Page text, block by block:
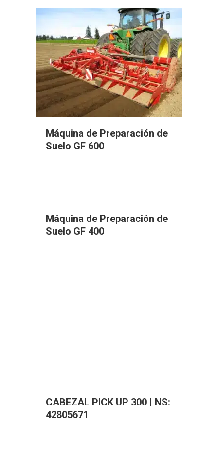
Máquina de Preparación de
Suelo GF 600
Máquina de Preparación de
Suelo GF 400
CABEZAL PICK UP 300 | NS:
42805671